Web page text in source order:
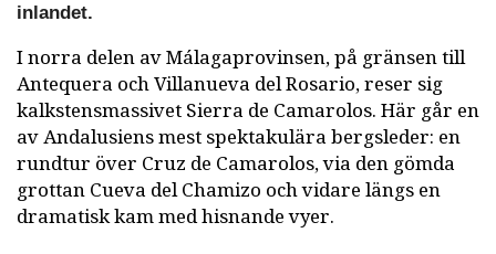
inlandet.
I norra delen av Málagaprovinsen, på gränsen till
Antequera och Villanueva del Rosario, reser sig
kalkstensmassivet Sierra de Camarolos. Här går en
av Andalusiens mest spektakulära bergsleder: en
rundtur över Cruz de Camarolos, via den gömda
grottan Cueva del Chamizo och vidare längs en
dramatisk kam med hisnande vyer.